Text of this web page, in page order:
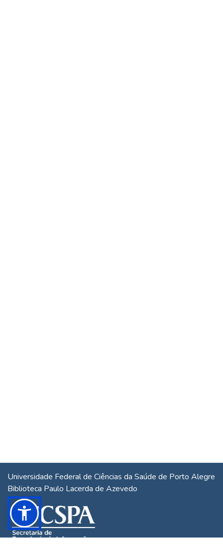
Universidade Federal de Ciências da Saúde de Porto Alegre
Biblioteca Paulo Lacerda de Azevedo